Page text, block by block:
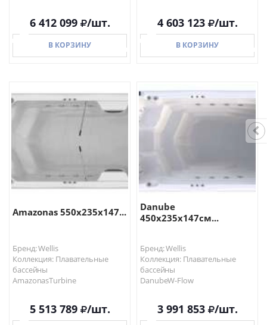
6 412 099 /шт.
В КОРЗИНУ
В КОРЗИНУ
4 603 123 /шт.
В КОРЗИНУ
В КОРЗИНУ
Amazonas 550х235х147...
Бренд: Wellis
Коллекция: Плавательные
бассейны
AmazonasTurbine
5 513 789 /шт.
Danube
450х235х147см...
Бренд: Wellis
Коллекция: Плавательные
бассейны
DanubeW-Flow
3 991 853 /шт.